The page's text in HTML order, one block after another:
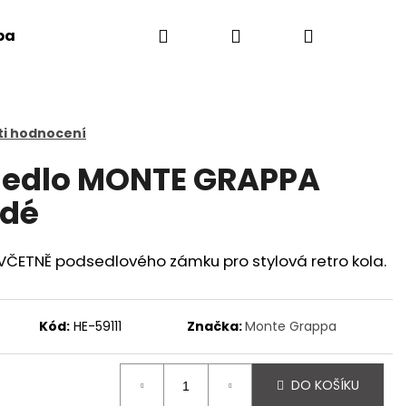
Hledat PřihlášeníNákupní
hodnocení
MONTE GRAPPA
podsedlového zámku pro stylová retro kola.
Kód: HE-59111 Značka:Monte Grappa
DO KOŠÍKU
Následující